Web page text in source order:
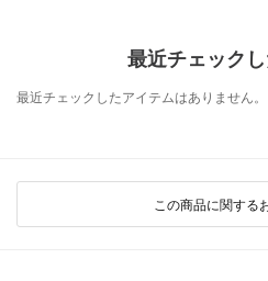
最近チェック
最近チェックしたアイテムはありません。
この商品に関する